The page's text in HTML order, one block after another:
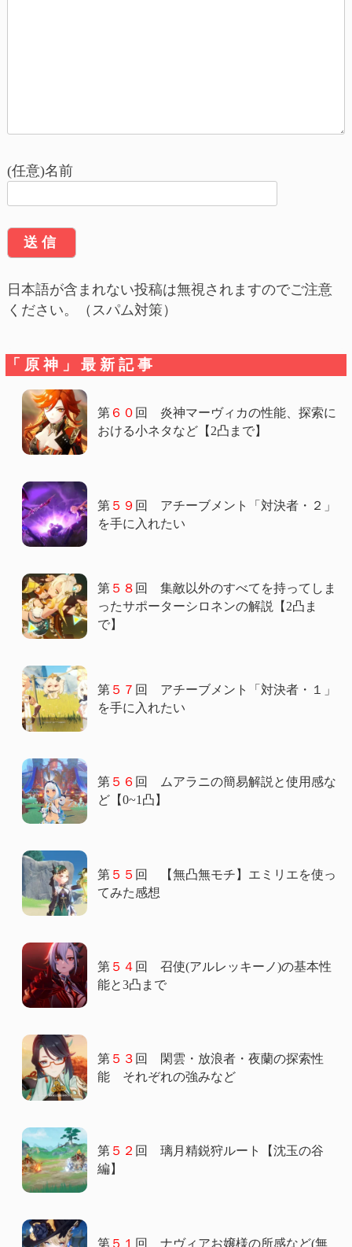
ン
(任意)名前
日本語が含まれない投稿は無視されますのでご注意
ください。（スパム対策）
「原神」最新記事
第６０ 回 炎神マーヴィカの性能、探索に
おける小ネタなど【2凸まで】
第５９ 回 アチーブメント「対決者・２」
を手に入れたい
第５８ 回 集敵以外のすべてを持ってしま
ったサポーターシロネンの解説【2凸ま
で】
第５７ 回 アチーブメント「対決者・１」
を手に入れたい
第５６ 回 ムアラニの簡易解説と使用感な
ど【0~1凸】
第５５ 回 【無凸無モチ】エミリエを使っ
てみた感想
第５４ 回 召使(アルレッキーノ)の基本性
能と3凸まで
第５３ 回 閑雲・放浪者・夜蘭の探索性
能 それぞれの強みなど
第５２ 回 璃月精鋭狩ルート【沈玉の谷
編】
第５１ 回 ナヴィアお嬢様の所感など(無